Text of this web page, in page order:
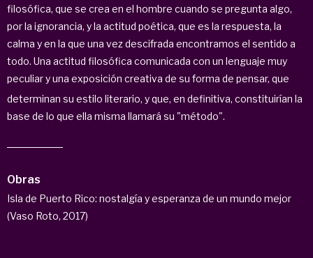
filosófica, que se crea en el hombre cuando se pregunta algo,
por la ignorancia, y la actitud poética, que es la respuesta, la
calma y en la que una vez descifrada encontramos el sentido a
todo. Una actitud filosófica comunicada con un lenguaje muy
peculiar y una exposición creativa de su forma de pensar, que
determinan su estilo literario, ​ y que, en definitiva, constituirían la
base de lo que ella misma llamará su "método".
Obras
Isla de Puerto Rico: nostalgía y esperanza de un mundo mejor
(Vaso Roto, 2017)